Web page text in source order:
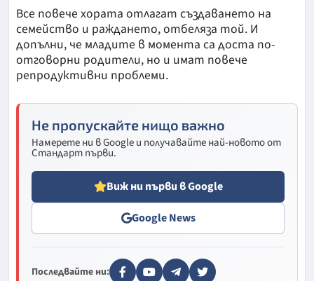
Все повече хората отлагат създаването на
семейство и раждането, отбеляза той. И
допълни, че младите в момента са доста по-
отговорни родители, но и имат повече
репродуктивни проблеми.
Не пропускайте нищо важно
Намерете ни в Google и получавайте най-новото от
Стандарт първи.
Виж ни първи в Google
Google News
Последвайте ни: